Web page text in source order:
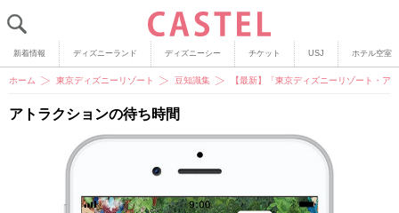
新着情報 ディズニーランド ディズニーシー チケット USJ ホテル空室
ホーム 東京ディズニーリゾート 豆知識集 【最新】「東京ディズニーリゾート・
アトラクションの待ち時間